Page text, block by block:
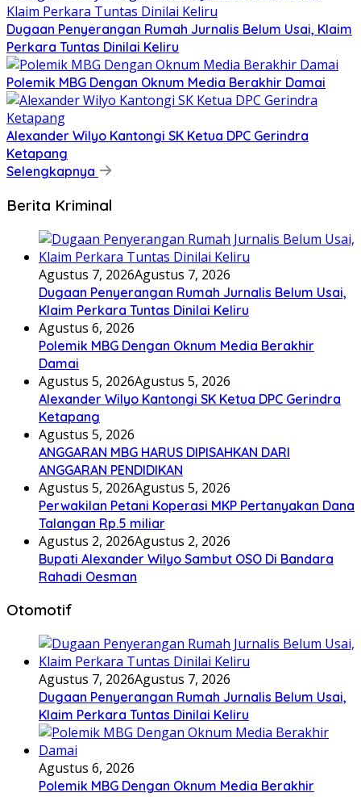
Dugaan Penyerangan Rumah Jurnalis Belum Usai, Klaim
Perkara Tuntas Dinilai Keliru
Polemik MBG Dengan Oknum Media Berakhir Damai
Alexander Wilyo Kantongi SK Ketua DPC Gerindra
Ketapang
Selengkapnya
Berita Kriminal
Agustus 7, 2026Agustus 7, 2026
Dugaan Penyerangan Rumah Jurnalis Belum Usai,
Klaim Perkara Tuntas Dinilai Keliru
Agustus 6, 2026
Polemik MBG Dengan Oknum Media Berakhir
Damai
Agustus 5, 2026Agustus 5, 2026
Alexander Wilyo Kantongi SK Ketua DPC Gerindra
Ketapang
Agustus 5, 2026
ANGGARAN MBG HARUS DIPISAHKAN DARI
ANGGARAN PENDIDIKAN
Agustus 5, 2026Agustus 5, 2026
Perwakilan Petani Koperasi MKP Pertanyakan Dana
Talangan Rp.5 miliar
Agustus 2, 2026Agustus 2, 2026
Bupati Alexander Wilyo Sambut OSO Di Bandara
Rahadi Oesman
Otomotif
Agustus 7, 2026Agustus 7, 2026
Dugaan Penyerangan Rumah Jurnalis Belum Usai,
Klaim Perkara Tuntas Dinilai Keliru
Agustus 6, 2026
Polemik MBG Dengan Oknum Media Berakhir